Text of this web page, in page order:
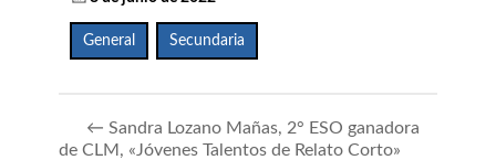
General Secundaria
← Sandra Lozano Mañas, 2° ESO ganadora
de CLM, «Jóvenes Talentos de Relato Corto»